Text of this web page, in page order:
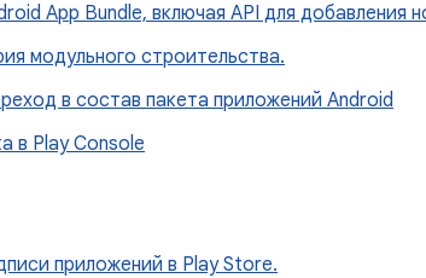
App Bundle, включая API для добавления
модульного строительства.
в состав пакета приложений Android
в Play Console
приложений в Play Store.